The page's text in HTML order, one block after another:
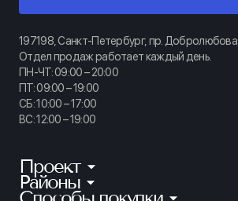
197198, Санкт-Петербург, пр.
Отдел продаж работает каждый день.
ПН-ЧТ: 09:00 – 20:00
ПТ: 09:00 – 19:00
СБ: 10:00 – 17:00
ВС: 12:00 – 19:00
Проект
КИНОПАРК
Районы
Калининский